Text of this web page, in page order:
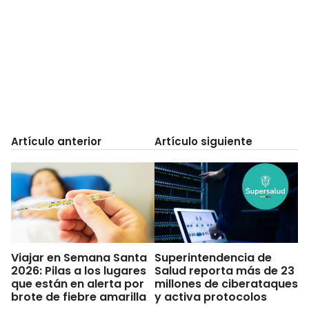
Artículo anterior
Viajar en Semana Santa
2026: Pilas a los lugares
que están en alerta por
brote de fiebre amarilla
Artículo siguiente
Superintendencia de
Salud reporta más de 23
millones de ciberataques
y activa protocolos